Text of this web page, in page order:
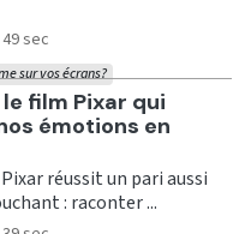
sec
film Pixar qui
émotions en
sur vos écrans?
réussit un pari aussi
: raconter ...